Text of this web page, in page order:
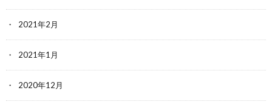
2021年2月
2021年1月
2020年12月